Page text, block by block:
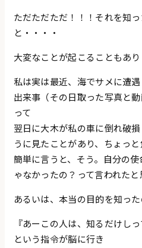
ただただただ！！！それを知
と・・・・
大変なことが起こることもあり
私は実は最近、海でサメに遭
出来事（その日取った写真と
って
翌日に大木が私の車に倒れ破
うに見たことがあり、ちょっと
簡単に言うと、そう。自分の
ゃなかったの？って言われたと
あるいは、本当の目的を知っ
『あーこの人は、知るだけし
という指令が脳に行き